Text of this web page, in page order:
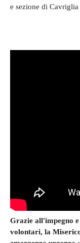
e sezione di Cavriglia
Grazie all'impegno
volontari, la